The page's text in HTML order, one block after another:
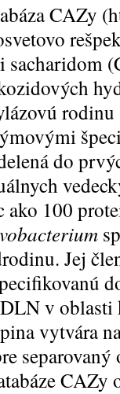
CAZy
sacharidom
do
ako 100
Jej
v oblasti
vytvára
CAZy